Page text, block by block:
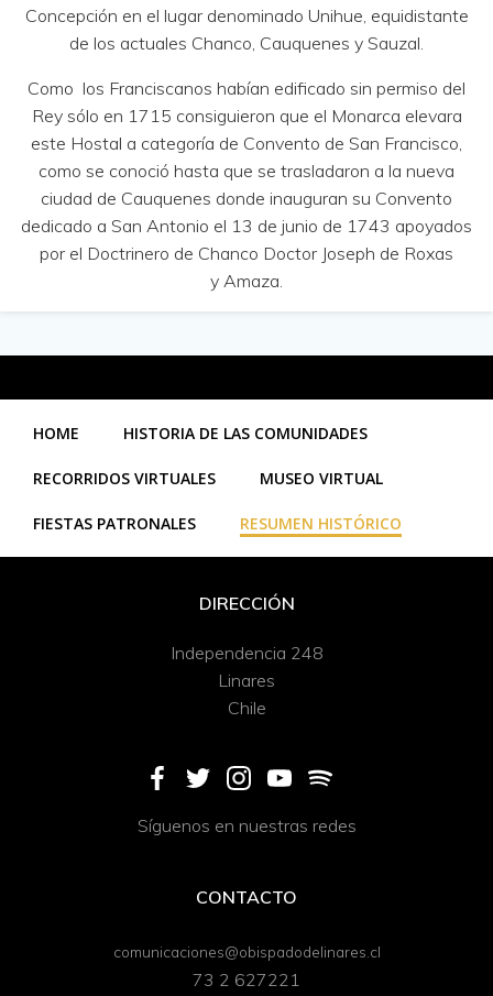
Concepción en el lugar denominado Unihue, equidistante
de los actuales Chanco, Cauquenes y Sauzal.
Como los Franciscanos habían edificado sin permiso del
Rey sólo en 1715 consiguieron que el Monarca elevara
este Hostal a categoría de Convento de San Francisco,
como se conoció hasta que se trasladaron a la nueva
ciudad de Cauquenes donde inauguran su Convento
dedicado a San Antonio el 13 de junio de 1743 apoyados
por el Doctrinero de Chanco Doctor Joseph de Roxas
y Amaza.
HOME HISTORIA DE LAS COMUNIDADES
RECORRIDOS VIRTUALES MUSEO VIRTUAL
FIESTAS PATRONALES RESUMEN HISTÓRICO
DIRECCIÓN
Independencia 248
Linares
Chile
Síguenos en nuestras redes
CONTACTO
comunicaciones@obispadodelinares.cl
73 2 627221